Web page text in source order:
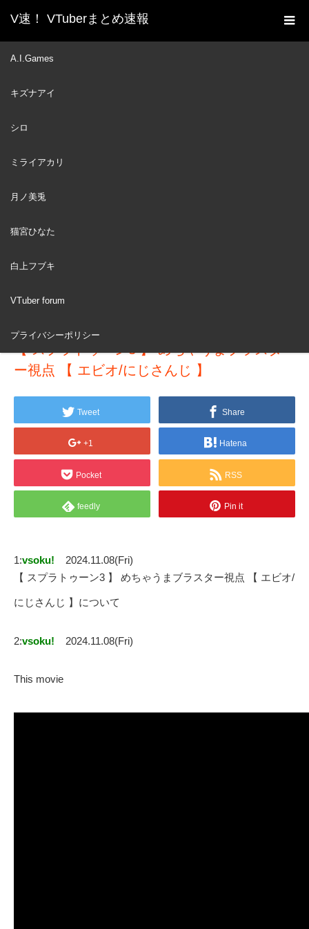
V速！ VTuberまとめ速報
A.I.Games
キズナアイ
シロ
ミライアカリ
月ノ美兎
猫宮ひなた
白上フブキ
VTuber forum
プライバシーポリシー
ホーム
新着動画一覧
08
【 スプラトゥーン3 】 めちゃうまブラスタ
ー視点 【 エビオ/にじさんじ 】
Tweet Share
+1 Hatena
Pocket RSS
feedly Pin it
1:vsoku!
2024.11.08(Fri)
【 スプラトゥーン3 】 めちゃうまブラスター視点 【 エビオ/
にじさんじ 】について
2:vsoku! 2024.11.08(Fri)
This movie